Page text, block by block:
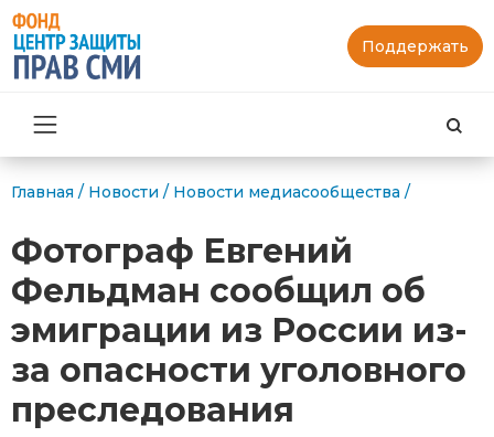
Поддержать
Главная / Новости / Новости медиасообщества /
Фотограф Евгений
Фельдман сообщил об
эмиграции из России из-
за опасности уголовного
преследования